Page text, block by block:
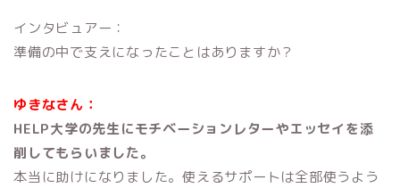
インタビュアー：
準備の中で支えになったことはありますか？
ゆきなさん：
HELP大学の先生にモチベーションレターやエッセイを添
削してもらいました。
本当に助けになりました。使えるサポートは全部使うよう